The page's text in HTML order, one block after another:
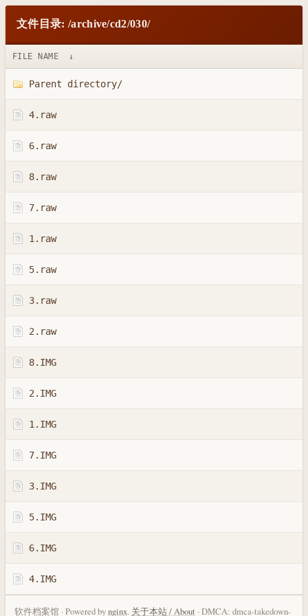
文件目录: /archive/cd2/030/
FILE NAME ↓
Parent directory/
4.raw
6.raw
8.raw
7.raw
1.raw
5.raw
3.raw
2.raw
8.IMG
2.IMG
1.IMG
7.IMG
3.IMG
5.IMG
6.IMG
4.IMG
软件档案馆 · Powered bynginx. 关于本站 / About · DMCA: dmca-takedown-